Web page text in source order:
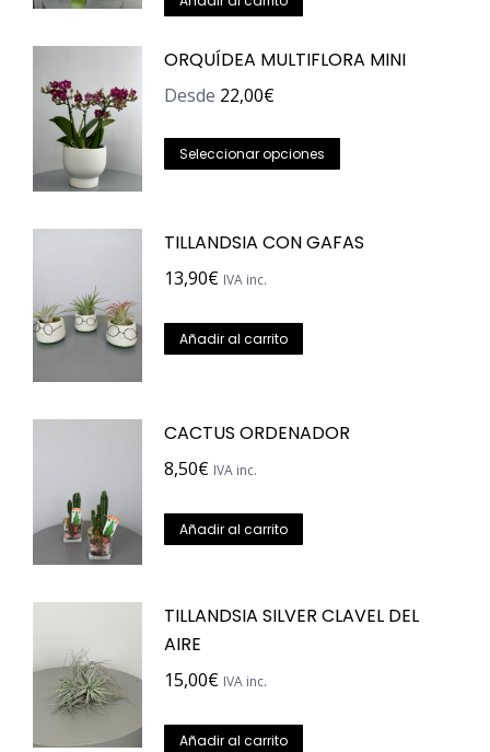
ORQUÍDEA MULTIFLORA MINI
Desde 22,00€
Seleccionar opciones
múltiples
elegir
TILLANDSIA CON GAFAS
13,90€ IVA inc.
Añadir al carrito
CACTUS ORDENADOR
8,50€ IVA inc.
Añadir al carrito
TILLANDSIA SILVER CLAVEL DEL
AIRE
15,00€ IVA inc.
Añadir al carrito